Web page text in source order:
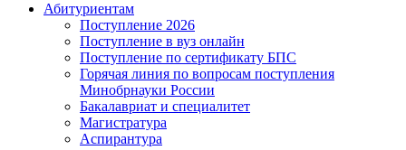
Абитуриентам
Поступление 2026
Поступление в вуз онлайн
Поступление по сертификату БПС
Горячая линия по вопросам поступления
Минобрнауки России
Бакалавриат и специалитет
Магистратура
Аспирантура